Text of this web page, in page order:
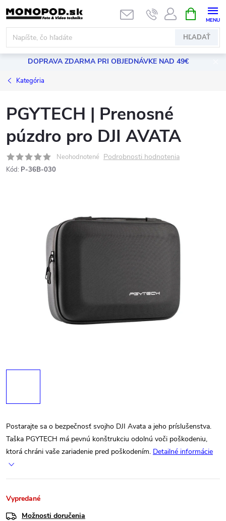
Prejsť
na
obsah
HĽADAŤ
KOŠÍK
DOPRAVA ZDARMA PRI OBJEDNÁVKE NAD 49€
Kategória
PGYTECH | Prenosné
púzdro pro DJI AVATA
Neohodnotené Podrobnosti hodnotenia
Kód: P-36B-030
Postarajte sa o bezpečnosť svojho DJI Avata a jeho príslušenstva.
Taška PGYTECH má pevnú konštrukciu odolnú voči poškodeniu,
ktorá chráni vaše zariadenie pred poškodením. Detailné informácie
Vypredané
Možnosti doručenia